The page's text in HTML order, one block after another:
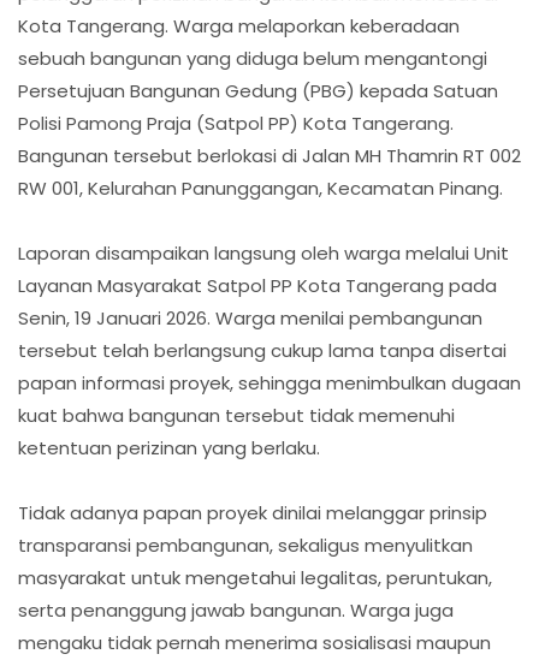
Kota Tangerang. Warga melaporkan keberadaan
sebuah bangunan yang diduga belum mengantongi
Persetujuan Bangunan Gedung (PBG) kepada Satuan
Polisi Pamong Praja (Satpol PP) Kota Tangerang.
Bangunan tersebut berlokasi di Jalan MH Thamrin RT 002
RW 001, Kelurahan Panunggangan, Kecamatan Pinang.
Laporan disampaikan langsung oleh warga melalui Unit
Layanan Masyarakat Satpol PP Kota Tangerang pada
Senin, 19 Januari 2026. Warga menilai pembangunan
tersebut telah berlangsung cukup lama tanpa disertai
papan informasi proyek, sehingga menimbulkan dugaan
kuat bahwa bangunan tersebut tidak memenuhi
ketentuan perizinan yang berlaku.
Tidak adanya papan proyek dinilai melanggar prinsip
transparansi pembangunan, sekaligus menyulitkan
masyarakat untuk mengetahui legalitas, peruntukan,
serta penanggung jawab bangunan. Warga juga
mengaku tidak pernah menerima sosialisasi maupun